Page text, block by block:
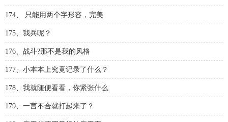
174、 只能用两个字形容，完美
175、我兵呢？
176、战斗?那不是我的风格
177、小本本上究竟记录了什么？
178、我就随便看看，你紧张什么
179、一言不合就打起来了？